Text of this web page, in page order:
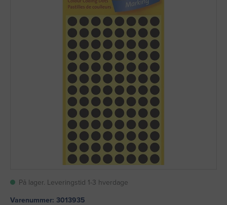
På lager. Leveringstid 1-3 hverdage
Varenummer: 3013935